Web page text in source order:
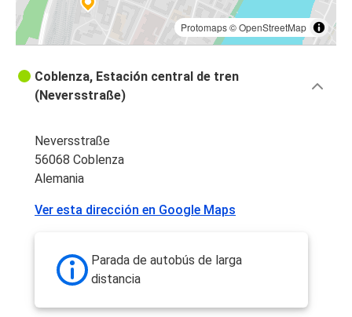
Protomaps©OpenStreetMap
Coblenza, Estación central de tren
(Neversstraße)
Neversstraße
56068 Coblenza
Alemania
Ver esta dirección en Google Maps
Parada de autobús de larga
distancia